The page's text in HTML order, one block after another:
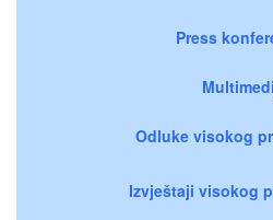
Press
Odluke visokog
Izvještaji visokog